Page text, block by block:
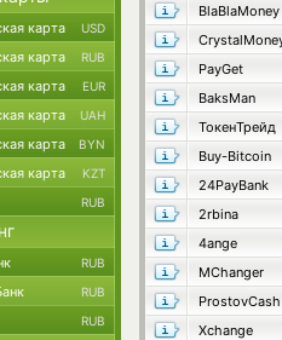
BlaBlaMoney
PayGet
BaksMan
ТокенТрейд
Buy-Bitcoin
24PayBank
2rbina
4ange
MChanger
ProstovCash
Xchange
карта USD
карта RUB
карта EUR
карта UAH
карта BYN
карта KZT
RUB
RUB
RUB
RUB